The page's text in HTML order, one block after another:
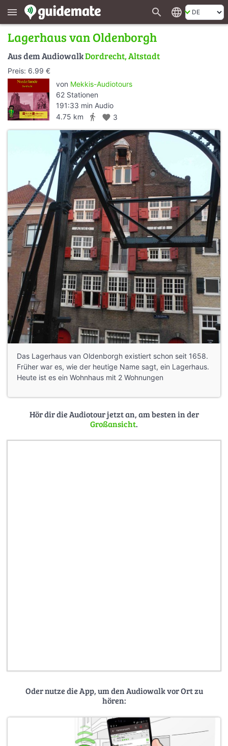
menu search language
Lagerhaus van Oldenborgh
Aus dem AudiowalkDordrecht, Altstadt
Preis: 6.99 €
von Mekkis-Audiotours
62 Stationen
191:33 min Audio
4.75 km
directions_walk favorite 3
Das Lagerhaus van Oldenborgh existiert schon seit 1658.
Früher war es, wie der heutige Name sagt, ein Lagerhaus.
Heute ist es ein Wohnhaus mit 2 Wohnungen
Hör dir die Audiotour jetzt an, am besten in der
Großansicht.
Oder nutze die App, um den Audiowalk vor Ort zu
hören: